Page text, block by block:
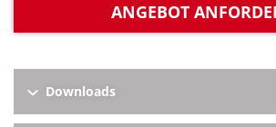
ANGEBOT
Downloads